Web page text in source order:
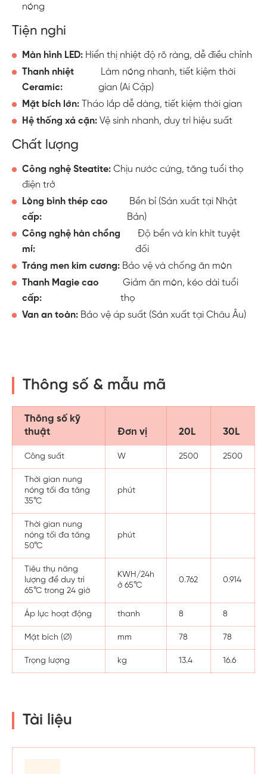
nóng
Tiện nghi
Màn hình LED: Hiển thị nhiệt độ rõ ràng, dễ điều chỉnh
Thanh nhiệt
Ceramic:
gian (Ai Cập)
Mặt bích lớn:
Tháo lắp dễ dàng, tiết kiệm thời gian
Hệ thống xả cặn: Vệ sinh nhanh, duy trì hiệu suất
Chất lượng
Công nghệ Steatite: Chịu nước cứng, tăng tuổi thọ
điện trở
Lòng bình thép cao
cấp:
Bản)
Công nghệ hàn chồng
mí:
đối
Tráng men kim cương: Bảo vệ và chống ăn mòn
Thanh Magie cao
cấp:
Giảm ăn mòn, kéo dài tuổi
thọ
Van an toàn: Bảo vệ áp suất (Sản xuất tại Châu Âu)
Thông số & mẫu mã
Thông số kỹ
thuật
Đơn vị 20L 30L
Công suất W 2500 2500
Thời gian nung
nóng tối đa tăng
35°C
phút
Thời gian nung
nóng tối đa tăng
50°C
phút
Tiêu thụ năng
lượng để duy trì
65°C trong 24 giờ
KWH/24h
ở 65°C
0.762 0.914
Áp lực hoạt động thanh 8 8
Mặt bích (∅) mm 78 78
Trọng lượng kg 13.4 16.6
Tài liệu